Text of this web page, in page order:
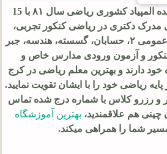
خانم شقایق ولی پور برگزیده المپیاد کشوری ریاضی سال ۸۱ با 15
مدرک دکتری در ریاضی کنکور تجربی،
رياضى عمومى ١، رياضى عمومى ٢، حسابان، گسسته، هندسه، جبر
کنکور و آزمون ورودى مدارس خاص و
خود دارند و بهترین معلم ریاضی در کرج
ریاضی خود را با ایشان تقویت نمایید.
و رزرو کلاس با شماره درج شده تماس
چینی هم علاقمندید، بهترین آموزشگاه
شما را همراهی میکند.